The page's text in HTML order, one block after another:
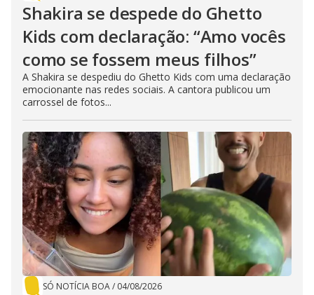
Shakira se despede do Ghetto
Kids com declaração: “Amo vocês
como se fossem meus filhos”
A Shakira se despediu do Ghetto Kids com uma declaração
emocionante nas redes sociais. A cantora publicou um
carrossel de fotos...
SÓ NOTÍCIA BOA/ 04/08/2026